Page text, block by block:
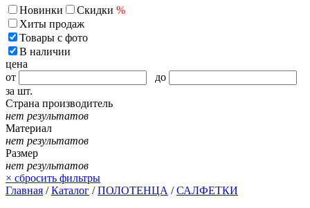
Новинки Скидки %
Хиты продаж
Товары с фото
В наличии
цена
от
до
за шт.
Страна производитель
нет результатов
Материал
нет результатов
Размер
нет результатов
× сбросить фильтры
Главная /Каталог /ПОЛОТЕНЦА /САЛФЕТКИ